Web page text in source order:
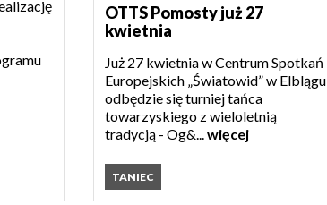
OTTS Pomosty już 27
kwietnia
Już 27 kwietnia w Centrum Spotkań
Europejskich „Światowid” w Elblągu
odbędzie się turniej tańca
towarzyskiego z wieloletnią
tradycją - Og&...więcej
TANIEC